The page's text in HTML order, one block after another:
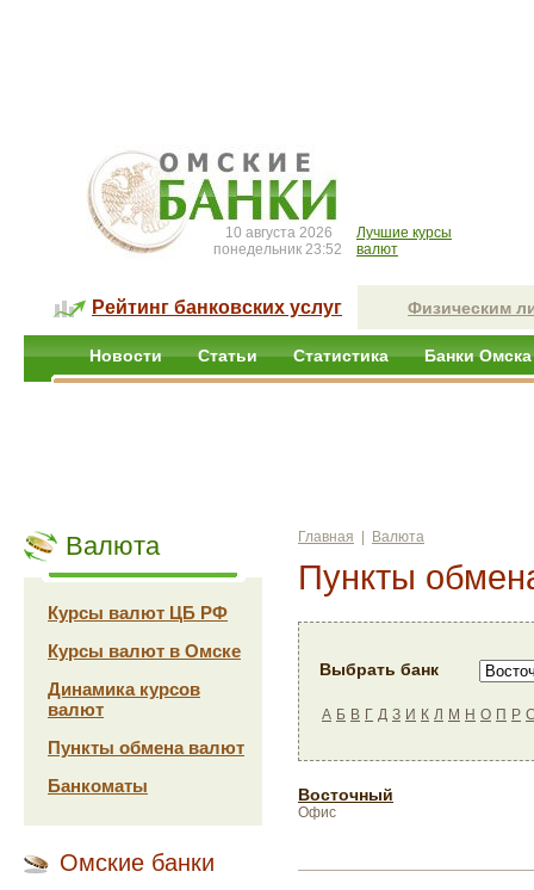
10 августа 2026
понедельник 23:52
Лучшие курсы
валют
Рейтинг банковских услуг Физическим
Новости Статьи Статистика Банки Омска
Валюта
Курсы валют ЦБ РФ
Курсы валют в Омске
Динамика курсов
валют
Пункты обмена валют
Банкоматы
Омские банки
Главная Валюта
Пункты
Выбрать банк
А Б В Г Д З И К Л М Н О П Р
Восточный
Офис